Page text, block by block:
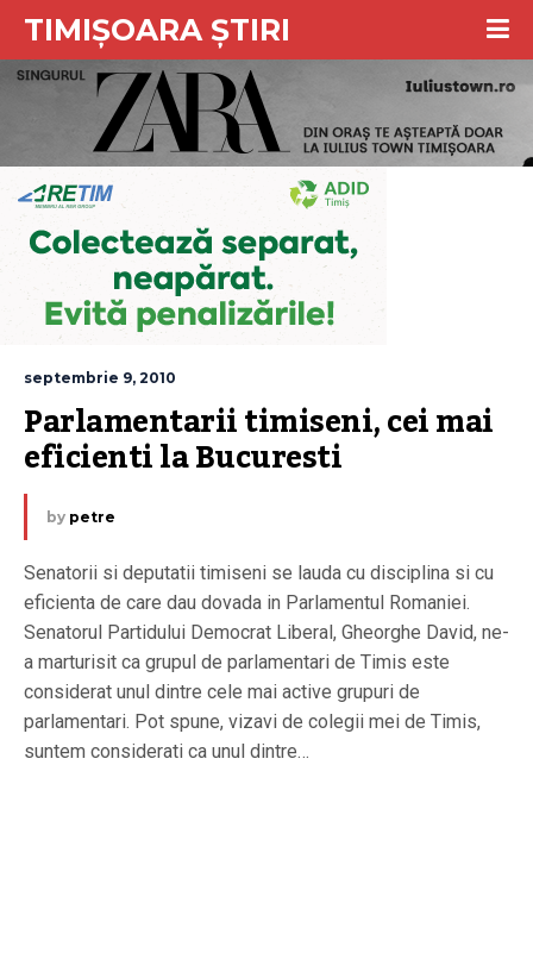
TIMIȘOARA ȘTIRI
septembrie 9, 2010
Parlamentarii timiseni, cei mai
eficienti la Bucuresti
by petre
Senatorii si deputatii timiseni se lauda cu disciplina si cu
eficienta de care dau dovada in Parlamentul Romaniei.
Senatorul Partidului Democrat Liberal, Gheorghe David, ne-
a marturisit ca grupul de parlamentari de Timis este
considerat unul dintre cele mai active grupuri de
parlamentari. Pot spune, vizavi de colegii mei de Timis,
suntem considerati ca unul dintre…